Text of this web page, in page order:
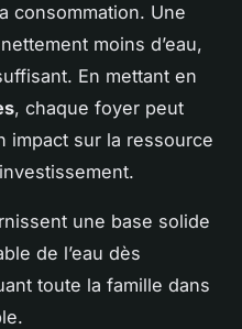
consommation. Une
moins d’eau,
En mettant en
, chaque foyer peut
impact sur la ressource
une base solide
de l’eau dès
toute la famille dans